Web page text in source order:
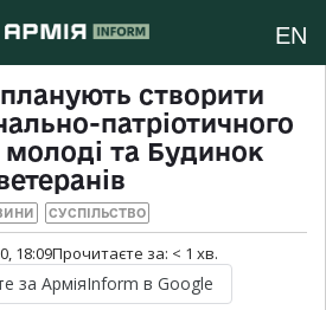
EN
створити
патріотичного
молоді та Будинок
СУСПІЛЬСТВО
18:09Прочитаєте за: < 1 хв.
за АрміяInform в Google